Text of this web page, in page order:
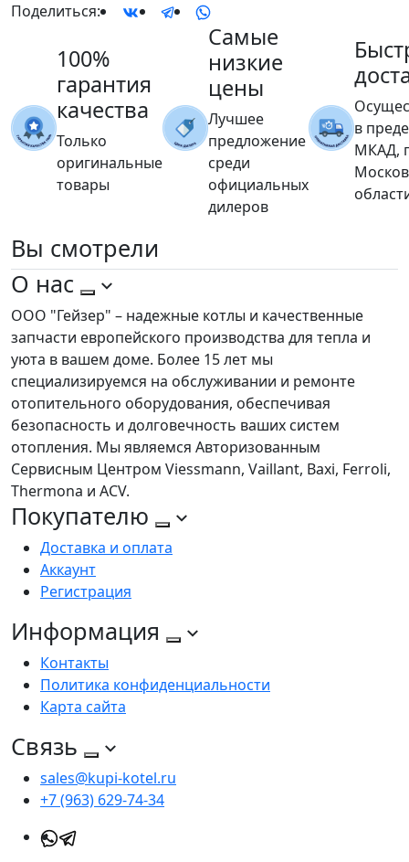
Поделиться:
100%
гарантия
качества
Только
оригинальные
товары
Самые
низкие
цены
Лучшее
предложение
среди
официальных
дилеров
в
МКАД,
Вы смотрели
О нас
ООО "Гейзер" – надежные котлы и качественные
запчасти европейского производства для тепла и
уюта в вашем доме. Более 15 лет мы
специализируемся на обслуживании и ремонте
отопительного оборудования, обеспечивая
безопасность и долговечность ваших систем
отопления. Мы являемся Авторизованным
Сервисным Центром Viessmann, Vaillant, Baxi, Ferroli,
Thermona и ACV.
Покупателю
Доставка и оплата
Аккаунт
Регистрация
Информация
Контакты
Политика конфиденциальности
Карта сайта
Связь
sales@kupi-kotel.ru
+7 (963) 629-74-34